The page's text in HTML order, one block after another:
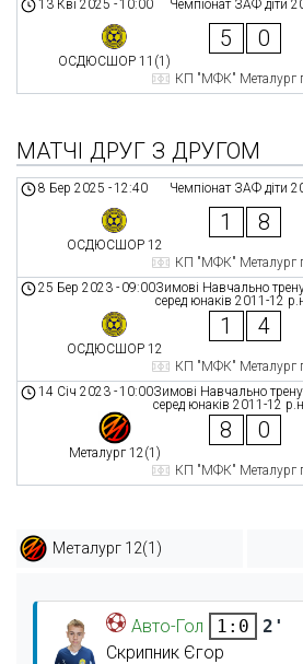
Чемпіонат ЗАФ діти
13 Кві 2025 -10:00
ОСДЮСШОР 11(1)
5 0
КП "МФК" Металург
МАТЧІ ДРУГ З ДРУГОМ
Чемпіонат ЗАФ діти
8 Бер 2025 -12:40
ОСДЮСШОР 12
1 8
КП "МФК" Металург
Зимові Навчально
серед юнаків 2011-12
25 Бер 2023 - 09:00
ОСДЮСШОР 12
1 4
КП "МФК" Металург
Зимові Навчально
серед юнаків 2011-12
14 Січ 2023 -10:00
Металург 12(1)
8 0
КП "МФК" Металург
Металург 12(1)
Авто-Гол 1:0
2'
Скрипник Єгор